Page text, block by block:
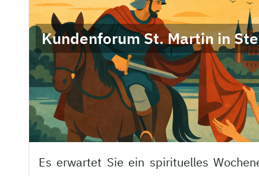
Kundenforum St. Martin in
Es erwartet Sie ein spirituelles